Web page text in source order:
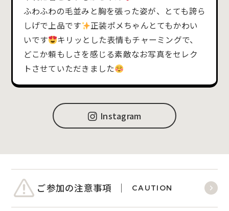
ふわふわの毛並みと胸を張った姿が、とても誇ら
しげで上品です
正装ポメちゃんとてもかわい
いです
キリッとした表情もチャーミングで、
どこか頼もしさを感じる素敵なお写真をセレク
トさせていただきました
Instagram
ご参加の注意事項 CAUTION